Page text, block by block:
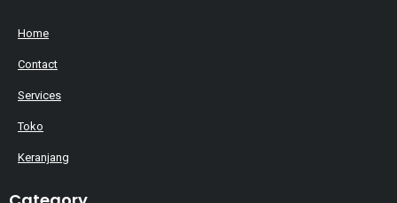
Home
Contact
Services
Toko
Keranjang